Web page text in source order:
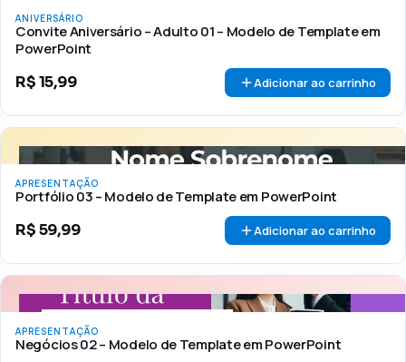
ANIVERSÁRIO
Convite Aniversário – Adulto 01 – Modelo de Template em
PowerPoint
R$15,99 Adicionar ao carrinho
APRESENTAÇÃO
Portfólio 03 – Modelo de Template em PowerPoint
R$59,99 Adicionar ao carrinho
APRESENTAÇÃO
Negócios 02 – Modelo de Template em PowerPoint